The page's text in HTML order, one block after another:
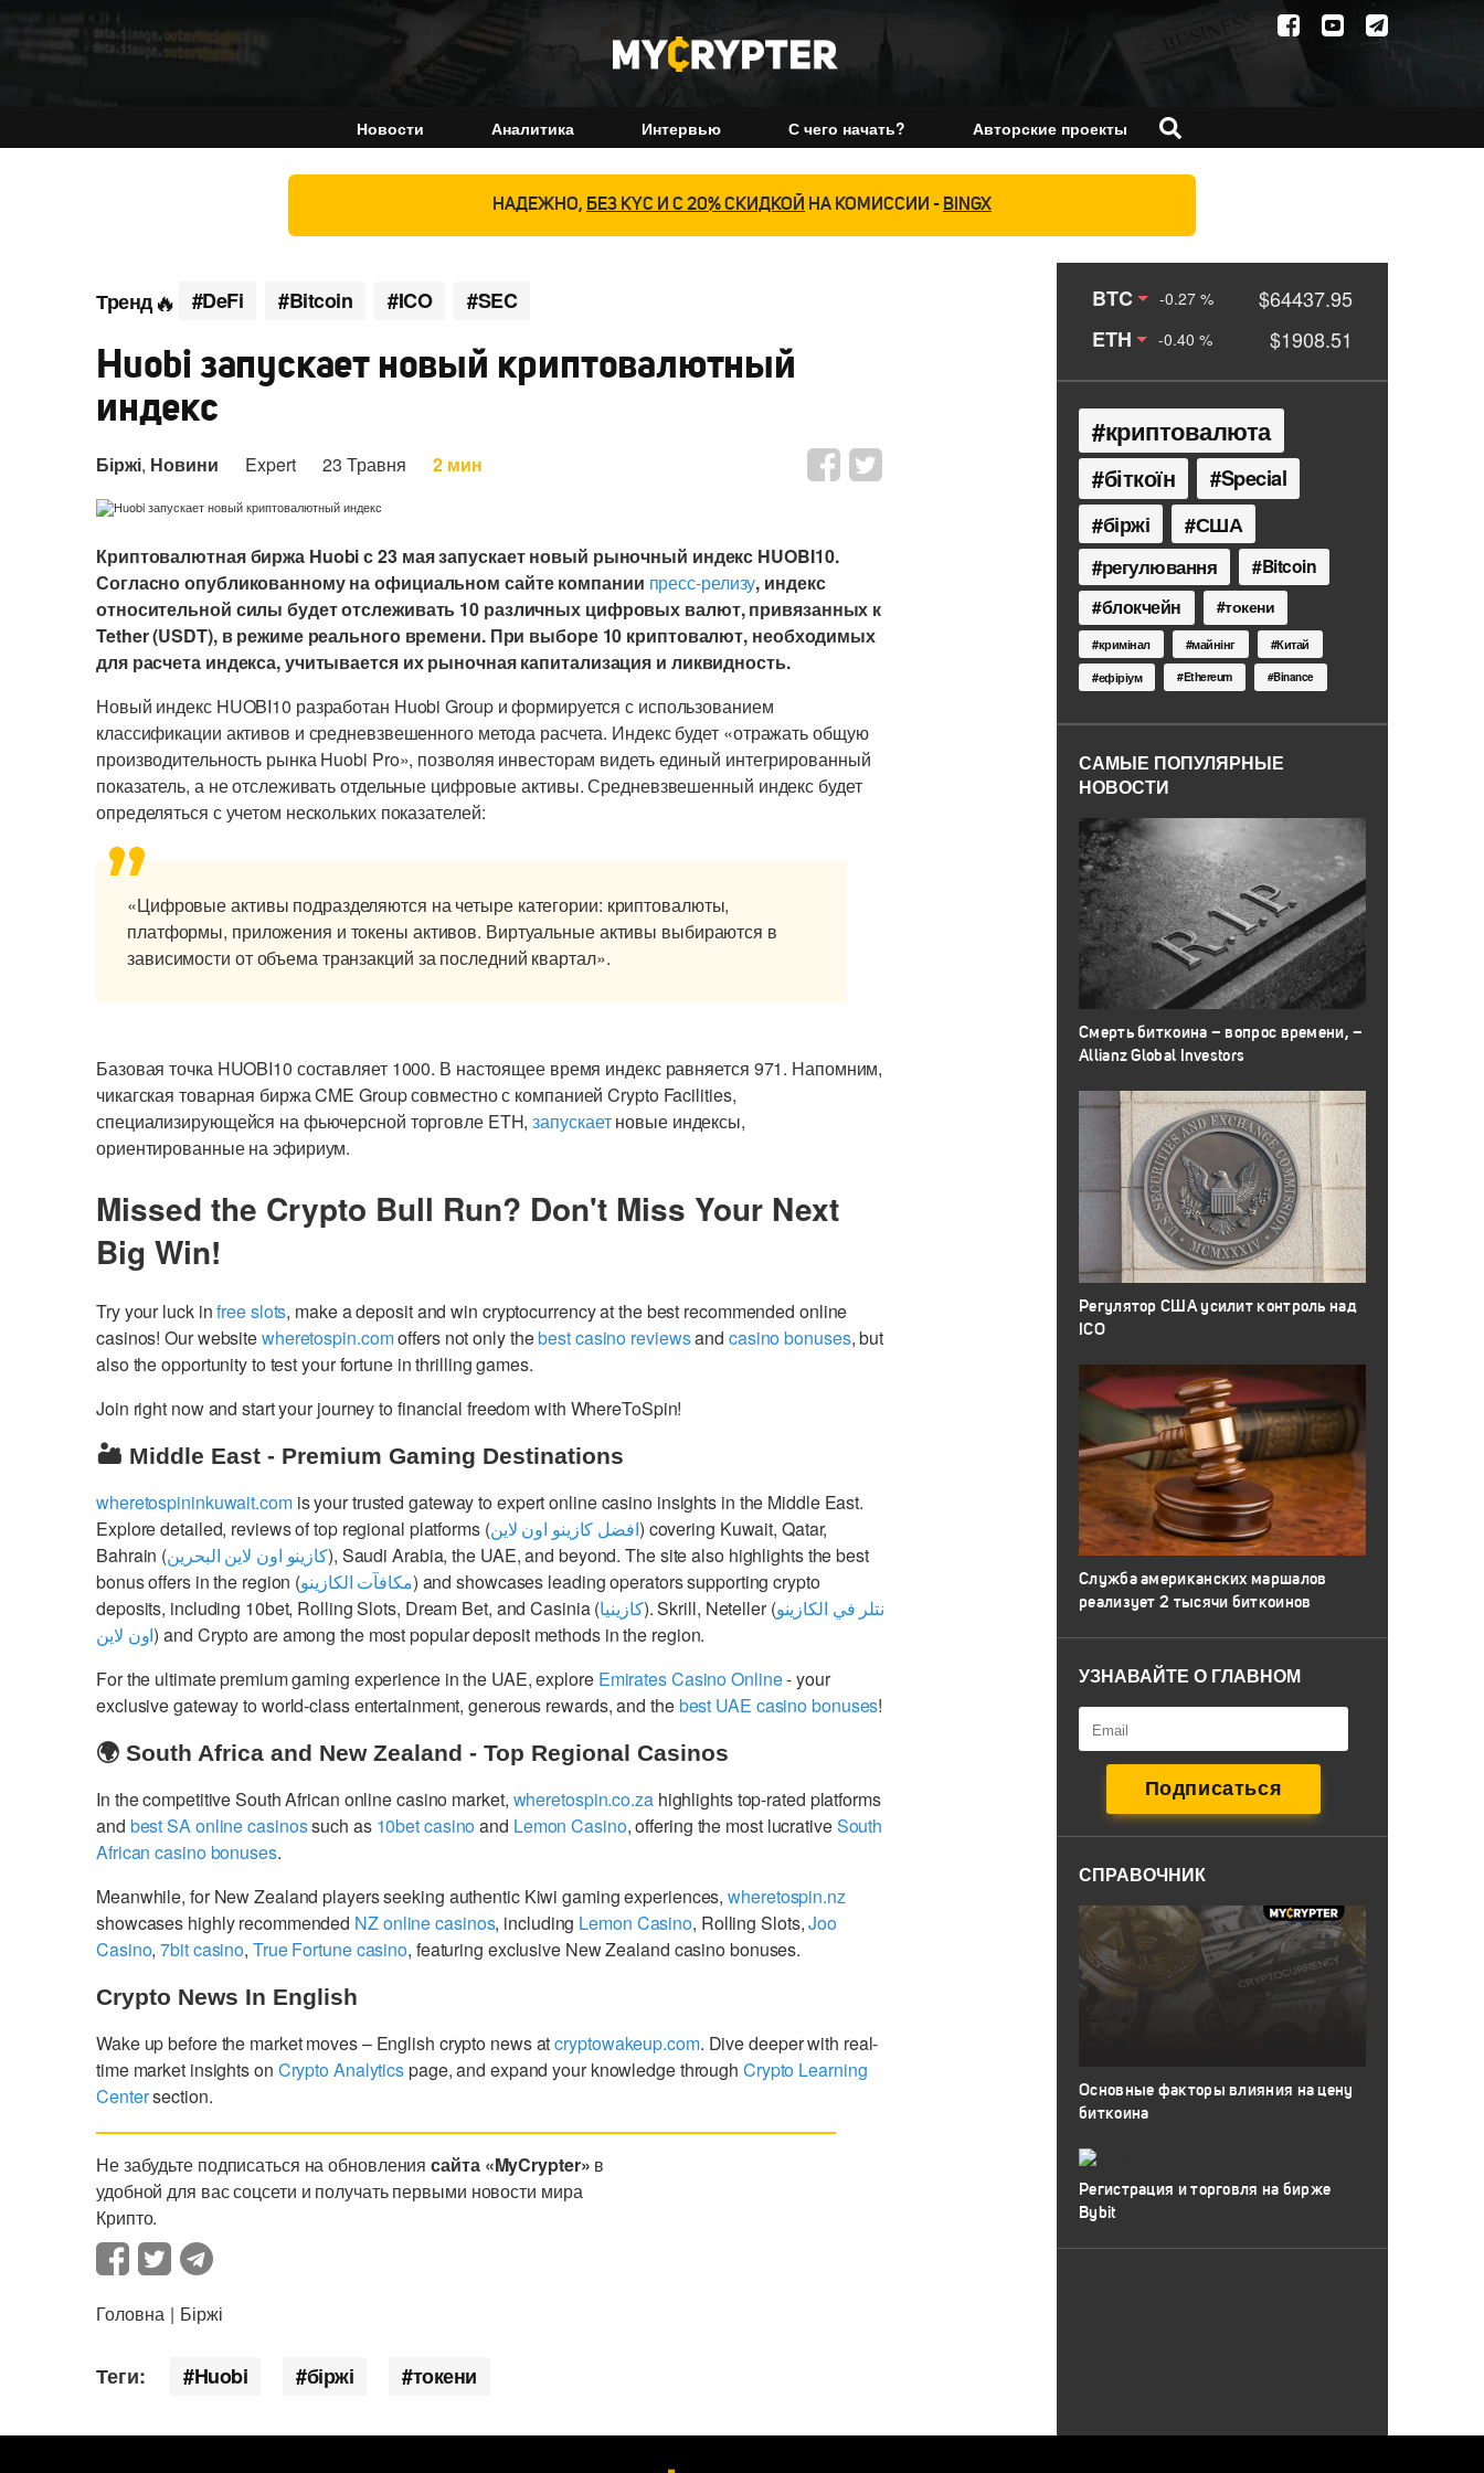
Новости Аналитика Интервью С чего начать? Авторские проекты
НАДЕЖНО, БЕЗ KYC И С 20% СКИДКОЙ НА КОМИССИИ - BINGX
Тренд #DeFi #Bitcoin #ICO #SEC
Huobi запускает новый криптовалютный
индекс
Біржі, Новини Expert 23 Травня 2 мин
Криптовалютная биржа Huobi с 23 мая запускает новый рыночный индекс HUOBI10.
Согласно опубликованному на официальном сайте компании пресс-релизу, индекс
относительной силы будет отслеживать 10 различных цифровых валют, привязанных к
Tether (USDT), в режиме реального времени. При выборе 10 криптовалют, необходимых
для расчета индекса, учитывается их рыночная капитализация и ликвидность.
Новый индекс HUOBI10 разработан Huobi Group и формируется с использованием
классификации активов и средневзвешенного метода расчета. Индекс будет «отражать общую
производительность рынка Huobi Pro», позволяя инвесторам видеть единый интегрированный
показатель, а не отслеживать отдельные цифровые активы. Средневзвешенный индекс будет
определяться с учетом нескольких показателей:
«Цифровые активы подразделяются на четыре категории: криптовалюты,
платформы, приложения и токены активов. Виртуальные активы выбираются в
зависимости от объема транзакций за последний квартал».
Базовая точка HUOBI10 составляет 1000. В настоящее время индекс равняется 971. Напомним,
чикагская товарная биржа CME Group совместно с компанией Crypto Facilities,
специализирующейся на фьючерсной торговле ETH,запускаетновые индексы,
ориентированные на эфириум.
Missed the Crypto Bull Run? Don't Miss Your Next
Big Win!
Try your luck infree slots, make a deposit and win cryptocurrency at the best recommended online
casinos! Our websitewheretospin.comoffers not only thebest casino reviewsand casino bonuses, but
also the opportunity to test your fortune in thrilling games.
Join right now and start your journey to financial freedom with WhereToSpin!
🏜️ Middle East - Premium Gaming Destinations
wheretospininkuwait.comis your trusted gateway to expert online casino insights in the Middle East.
Explore detailed, reviews of top regional platforms (افضل كازينو اون لاين) covering Kuwait, Qatar,
Bahrain (كازينو اون لاين البحرين), Saudi Arabia, the UAE, and beyond. The site also highlights the best
bonus offers in the region (مكافآت الكازينو) and showcases leading operators supporting crypto
deposits, including 10bet, Rolling Slots, Dream Bet, and Casinia (كازينيا). Skrill, Neteller (نتلر في الكازينو
اون لاين) and Crypto are among the most popular deposit methods in the region.
For the ultimate premium gaming experience in the UAE, explore Emirates Casino Online- your
exclusive gateway to world-class entertainment, generous rewards, and thebest UAE casino bonuses!
🌍 South Africa and New Zealand - Top Regional Casinos
In the competitive South African online casino market, wheretospin.co.zahighlights top-rated platforms
and best SA online casinossuch as 10bet casinoand Lemon Casino, offering the most lucrativeSouth
African casino bonuses.
Meanwhile, for New Zealand players seeking authentic Kiwi gaming experiences,wheretospin.nz
showcases highly recommended NZ online casinos, including Lemon Casino, Rolling Slots,Joo
Casino,7bit casino, True Fortune casino, featuring exclusive New Zealand casino bonuses.
Crypto News In English
Wake up before the market moves – English crypto news atcryptowakeup.com. Dive deeper with real-
time market insights on Crypto Analyticspage, and expand your knowledge through Crypto Learning
Centersection.
Не забудьте подписаться на обновлениясайта «MyCrypter» в
удобной для вас соцсети и получать первыми новости мира
Крипто.
Головна Біржі
Теги: Huobi біржі токени
BTC -0.27 %
$64437.95
ETH
-0.40 % $1908.51
криптовалюта
біткоїн Special
біржі США
регулювання Bitcoin
блокчейн токени
кримінал майнінг
Китай
ефіріум
Ethereum Binance
САМЫЕ ПОПУЛЯРНЫЕ
НОВОСТИ
Смерть биткоина – вопрос времени, –
Allianz Global Investors
Регулятор США усилит контроль над
ICO
Служба американских маршалов
реализует 2 тысячи биткоинов
УЗНАВАЙТЕ О ГЛАВНОМ
СПРАВОЧНИК
Основные факторы влияния на цену
биткоина
Регистрация и торговля на бирже
Bybit